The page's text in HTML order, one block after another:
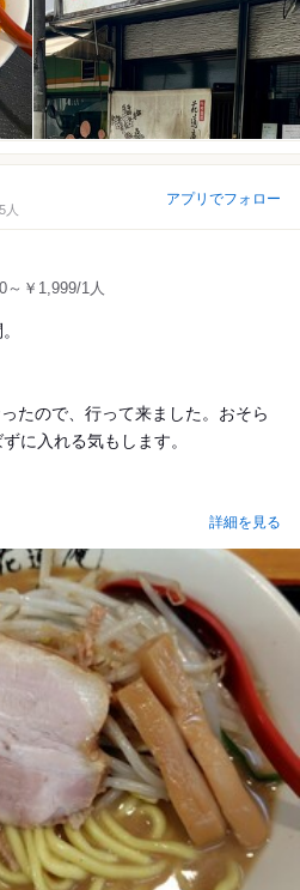
人
アプリでフォロー
～￥1,999/1人
たので、行って来ました。おそら
に入れる気もします。
詳細を見る